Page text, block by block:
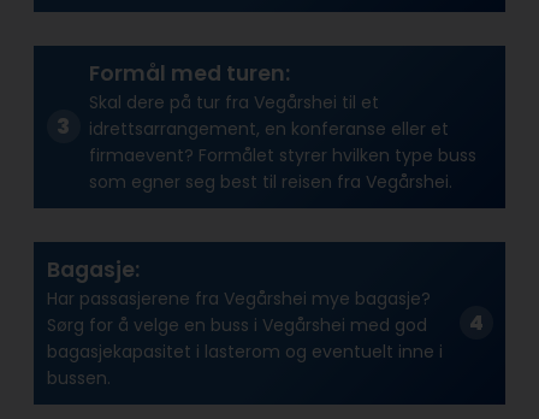
Formål med turen:
Skal dere på tur fra Vegårshei til et
idrettsarrangement, en konferanse eller et
firmaevent? Formålet styrer hvilken type buss
som egner seg best til reisen fra Vegårshei.
Bagasje:
Har passasjerene fra Vegårshei mye bagasje?
Sørg for å velge en buss i Vegårshei med god
bagasjekapasitet i lasterom og eventuelt inne i
bussen.